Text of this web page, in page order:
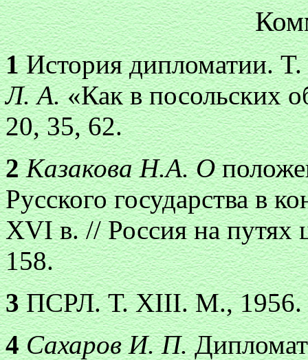
1История дипломатии.
Л. А.«Как в посольских
20, 35, 62.
2Казакова Н.А. О
Русского государства в
XVI в. // Россия на путях
158.
3ПСРЛ. Т. XIII. М., 1956.
4Сахаров И. П.